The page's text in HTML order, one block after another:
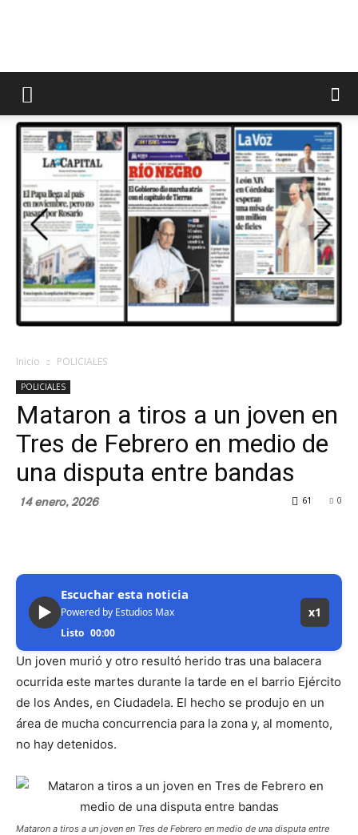
Inicio POLICIALES
POLICIALES
Mataron a tiros a un joven en
Tres de Febrero en medio de
una disputa entre bandas
14 enero, 2026 0
61
▶
Escuchar esta noticia
Powered by Estudios Max
Listo 00:00
x1
Un joven murió y otro resultó herido tras una balacera
ocurrida este martes durante la tarde en el barrio Ejército
de los Andes, en Ciudadela. El hecho se produjo en un
área de mucha concurrencia para la zona y, al momento,
no hay detenidos.
Mataron a tiros a un joven en Tres de Febrero en medio de una disputa entre